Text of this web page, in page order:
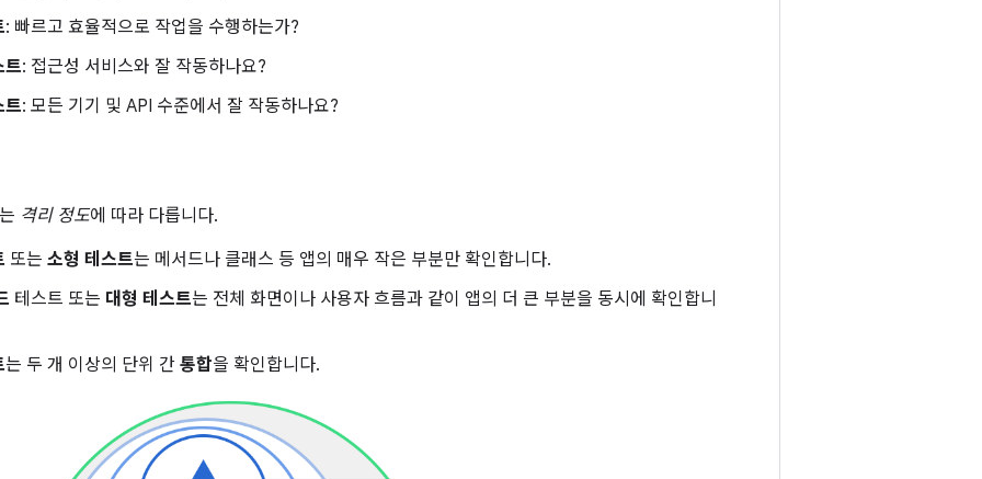
: 빠르고 효율적으로 작업을 수행하는가?
트: 접근성 서비스와 잘 작동하나요?
트: 모든 기기 및 API 수준에서 잘 작동하나요?
격리 정도에 따라 다릅니다.
또는 소형 테스트는 메서드나 클래스 등 앱의 매우 작은 부분만 확인합니다.
테스트 또는 대형 테스트는 전체 화면이나 사용자 흐름과 같이 앱의 더 큰 부분을 동시에 확인합니
는 두 개 이상의 단위 간 통합을 확인합니다.